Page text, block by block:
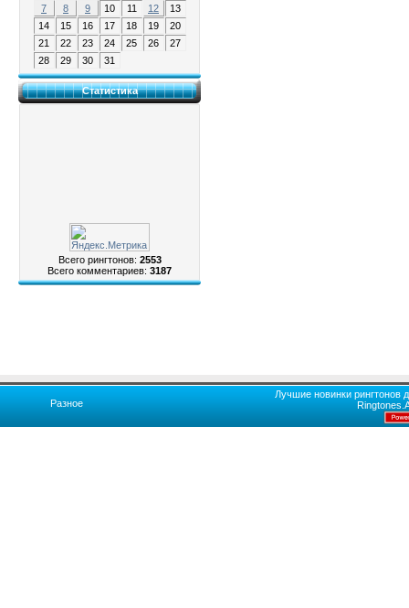
7
8 9 10 11 12
13
14
15 16 17 18 19
20
21
22 23 24 25 26
27
28
29 30 31
Статистика
Всего рингтонов: 2553
Всего комментариев: 3187
Разное
Лучшие новинки рингтонов